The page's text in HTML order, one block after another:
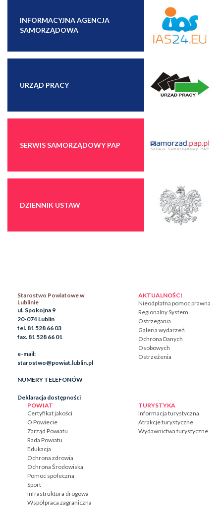
INFORMACYJNA AGENCJA
SAMORZĄDOWA
URZĄD PRACY
SERWIS SAMORZĄDOWY PAP
DZIENNIK USTAW
Starostwo Powiatowe w
Lublinie
ul. Spokojna 9
20-074 Lublin
tel. 81 528 66 03
fax. 81 528 66 01
e-mail:
starostwo@powiat.lublin.pl
NUMERY TELEFONÓW
Deklaracja dostępności
AKTUALNOŚCI
Nieodpłatna pomoc prawna
Regionalny System
Ostrzegania
Galeria wydarzeń
Ochrona Danych
Osobowych
Ostrzeżenia
POWIAT
Certyfikat jakości
O Powiecie
Zarząd Powiatu
Rada Powiatu
Edukacja
Ochrona zdrowia
Ochrona Środowiska
Pomoc społeczna
Sport
Infrastruktura drogowa
Współpraca zagraniczna
TURYSTYKA
Informacja turystyczna
Atrakcje turystyczne
Wydawnictwa turystyczne